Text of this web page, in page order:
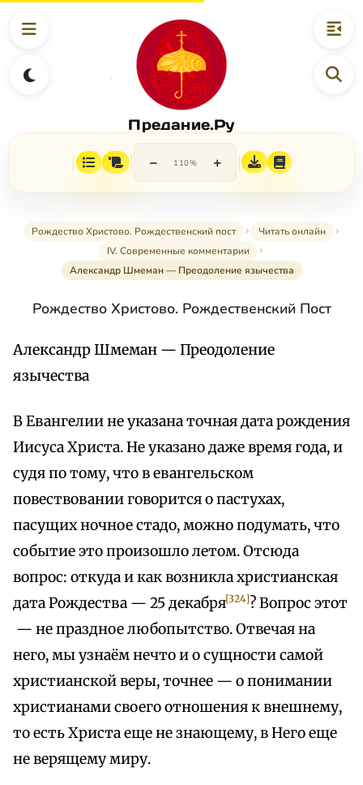
Предание.Ру
− 110% +
Рождество Христово. Рождественский пост
Читать онлайн
IV. Современные комментарии
Александр Шмеман — Преодоление язычества
Рождество Христово. Рождественский Пост
Александр Шмеман — Преодоление
язычества
В Евангелии не указана точная дата рождения
Иисуса Христа. Не указано даже время года, и
судя по тому, что в евангельском
повествовании говорится о пастухах,
пасущих ночное стадо, можно подумать, что
событие это произошло летом. Отсюда
вопрос: откуда и как возникла христианская
дата Рождества — 25 декабря[324]? Вопрос этот
— не праздное любопытство. Отвечая на
него, мы узнаём нечто и о сущности самой
христианской веры, точнее — о понимании
христианами своего отношения к внешнему,
то есть Христа еще не знающему, в Него еще
не верящему миру.